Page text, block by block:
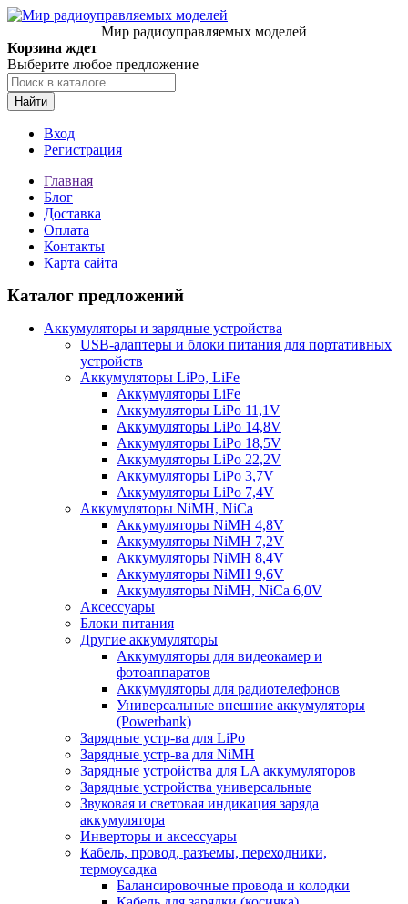
Мир радиоуправляемых моделей
Корзина ждет
Выберите любое предложение
Найти
Вход
Регистрация
Главная
Блог
Доставка
Оплата
Контакты
Карта сайта
Каталог предложений
Аккумуляторы и зарядные устройства
USB-адаптеры и блоки питания для портативных
устройств
Аккумуляторы LiPo, LiFe
Аккумуляторы LiFe
Аккумуляторы LiPo 11,1V
Аккумуляторы LiPo 14,8V
Аккумуляторы LiPo 18,5V
Аккумуляторы LiPo 22,2V
Аккумуляторы LiPo 3,7V
Аккумуляторы LiPo 7,4V
Аккумуляторы NiMH, NiCa
Аккумуляторы NiMH 4,8V
Аккумуляторы NiMH 7,2V
Аккумуляторы NiMH 8,4V
Аккумуляторы NiMH 9,6V
Аккумуляторы NiMH, NiCa 6,0V
Аксессуары
Блоки питания
Другие аккумуляторы
Аккумуляторы для видеокамер и
фотоаппаратов
Аккумуляторы для радиотелефонов
Универсальные внешние аккумуляторы
(Powerbank)
Зарядные устр-ва для LiPo
Зарядные устр-ва для NiMH
Зарядные устройства для LA аккумуляторов
Зарядные устройства универсальные
Звуковая и световая индикация заряда
аккумулятора
Инверторы и аксессуары
Кабель, провод, разъемы, переходники,
термоусадка
Балансировочные провода и колодки